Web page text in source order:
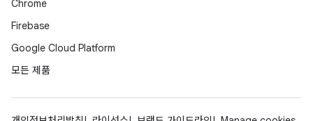
Chrome
Firebase
Google Cloud Platform
모든 제품